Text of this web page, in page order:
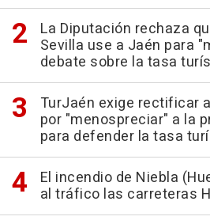
La Diputación rechaza
Sevilla use a Jaén para
debate sobre la tasa
TurJaén exige rectificar
por "menospreciar" a la
para defender la tasa
El incendio de Niebla
al tráfico las carreteras